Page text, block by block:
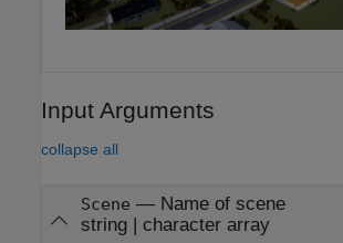
Input Arguments
collapse all
Scene — Name of scene
string| character array